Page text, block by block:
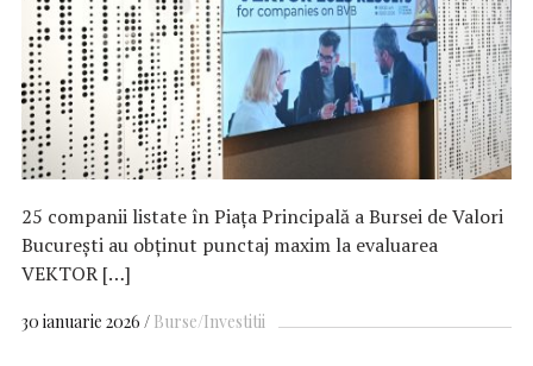
25 companii listate în Piața Principală a Bursei de Valori
București au obținut punctaj maxim la evaluarea
VEKTOR […]
30 ianuarie 2026 Burse/Investitii